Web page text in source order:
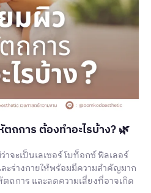
ถการ ต้องทำอะไรบ้าง? 🌿
าจะเป็นเลเซอร์ โบท็อกซ์ ฟิลเลอร์
ะร่างกายให้พร้อมมีความสำคัญมาก
ถการ และลดความเสี่ยงที่อาจเกิด